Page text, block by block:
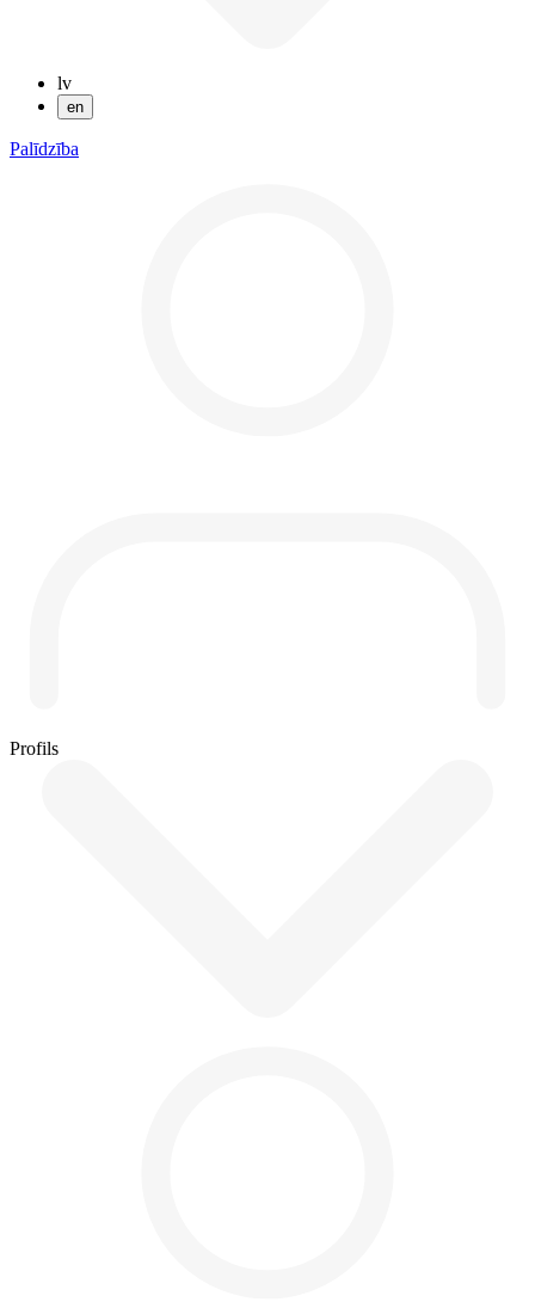
lv
en
Palīdzība
Profils